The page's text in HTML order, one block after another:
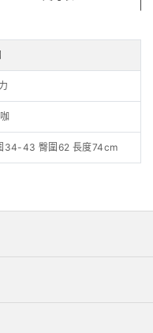
34-43 臀圍62 長度74cm